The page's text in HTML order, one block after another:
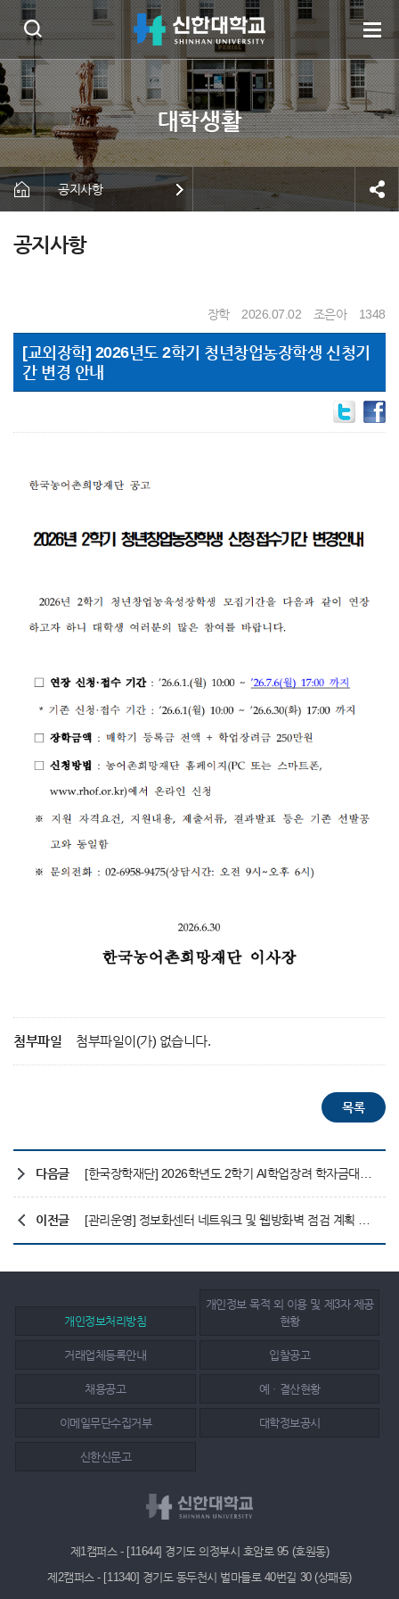
공지사항
공지사항
장학 2026.07.02 조은아 1348
[교외장학] 2026년도 2학기 청년창업농장학생 신청기
간 변경 안내
첨부파일 첨부파일이(가) 없습니다.
다음글
이전글
개인정보처리방침
개인정보 목적 외 이용 및 제3자 제공
현황
거래업체등록안내 입찰공고
채용공고 예ㆍ결산현황
이메일무단수집거부 대학정보공시
신한신문고
제1캠퍼스 - [11644] 경기도 의정부시 호암로 95 (호원동)
제2캠퍼스 - [11340] 경기도 동두천시 벌마들로 40번길 30 (상패동)